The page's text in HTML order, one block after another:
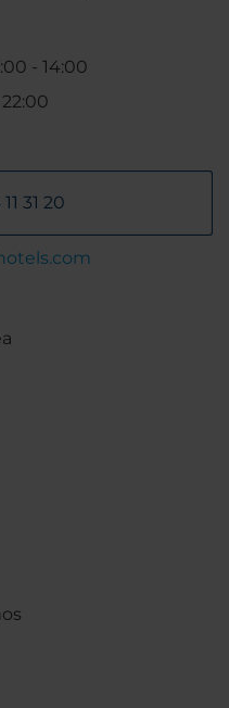
- 14:00
31 20